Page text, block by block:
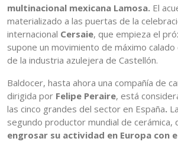
multinacional mexicana Lamosa. El
materializado a las puertas de la
internacional Cersaie, que empieza el
supone un movimiento de máximo
de la industria azulejera de Castellón.
Baldocer, hasta ahora una compañía de
dirigida por Felipe Peraire, está
las cinco grandes del sector en España.
segundo productor mundial de cerámica,
engrosar su actividad en Europa con